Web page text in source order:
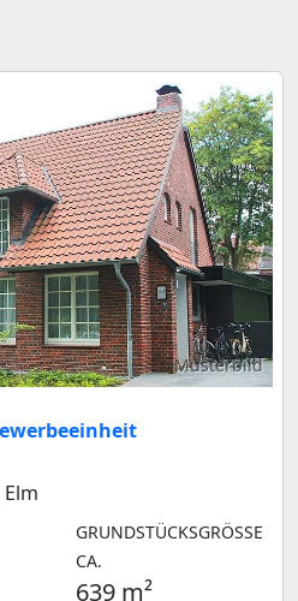
Musterbild
GRUNDSTÜCKSGRÖSSE C
A.
639 m²